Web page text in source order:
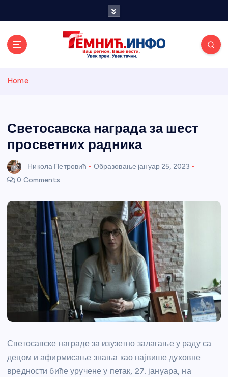
и портал
Home
Светосавска награда за шест
просветних радника
Никола Петровић Образовање јануар 25, 2023
0 Comments
Светосавске награде за изузетно залагање у раду са
децом и афирмисање знања као највише духовне
вредности биће уручене у петак, 27. јануара, на